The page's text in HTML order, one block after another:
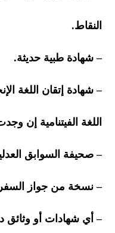
النقاط.
–شهادة طبية حديثة.
–شهادة إتقان اللغة
اللغة الفيتنامية إن
–صحيفة السوابق
– نسخة من جواز
– أي شهادات أو وثائق